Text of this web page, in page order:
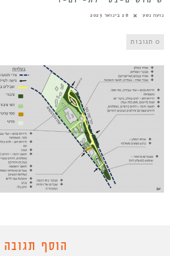
נועה נטע 28 בינואר 2025
0 תגובות
הוסף תגובה